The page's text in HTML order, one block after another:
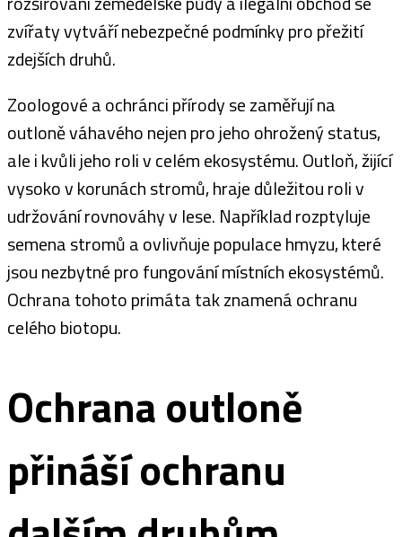
zvířaty vytváří nebezpečné podmínky pro přežití
zdejších druhů.
Zoologové a ochránci přírody se zaměřují na
outloně váhavého nejen pro jeho ohrožený status,
ale i kvůli jeho roli v celém ekosystému. Outloň, žijící
vysoko v korunách stromů, hraje důležitou roli v
udržování rovnováhy v lese. Například rozptyluje
semena stromů a ovlivňuje populace hmyzu, které
jsou nezbytné pro fungování místních ekosystémů.
Ochrana tohoto primáta tak znamená ochranu
celého biotopu.
Ochrana outloně
přináší ochranu